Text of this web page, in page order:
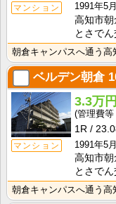
マンション
1991年5月
高知市朝
とさで
ベルデン朝倉
マンション
3.3万円
1R
1991年5月
高知市朝
とさで